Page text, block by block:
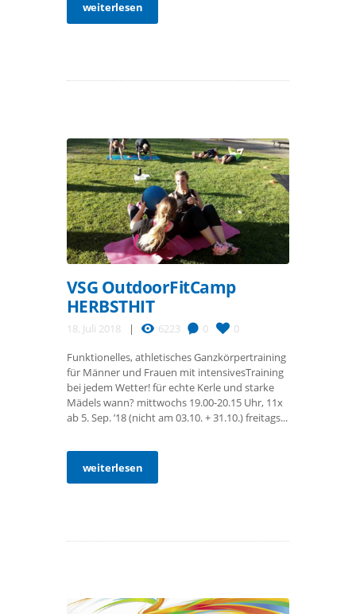
weiterlesen
VSG OutdoorFitCamp
HERBSTHIT
18. Juli 2018 6223 0 0
Funktionelles, athletisches Ganzkörpertraining
für Männer und Frauen mit intensivesTraining
bei jedem Wetter! für echte Kerle und starke
Mädels wann? mittwochs 19.00-20.15 Uhr, 11x
ab 5. Sep. ’18 (nicht am 03.10. + 31.10.) freitags...
weiterlesen